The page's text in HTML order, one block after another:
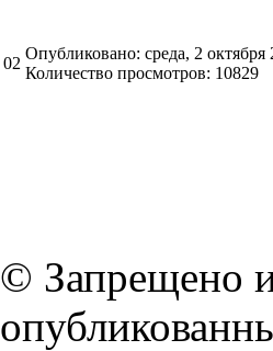
02
Опубликовано: среда, 2 октября
Количество просмотров: 10829
© Запрещено